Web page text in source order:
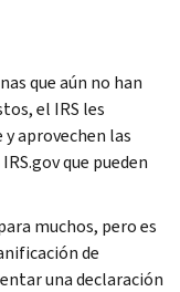
que aún no han
el IRS les
aprovechen las
que pueden
muchos, pero es
de
una declaración